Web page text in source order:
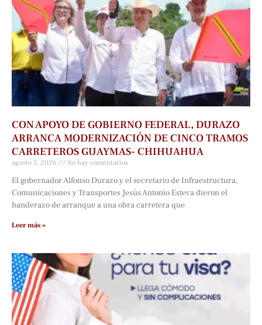
CON APOYO DE GOBIERNO FEDERAL, DURAZO
ARRANCA MODERNIZACIÓN DE CINCO TRAMOS
CARRETEROS GUAYMAS- CHIHUAHUA
agosto 5, 2026 No hay comentarios
El gobernador Alfonso Durazo y el secretario de Infraestructura,
Comunicaciones y Transportes Jesús Antonio Esteva dieron el
banderazo de arranque a una obra carretera que
Leer más »